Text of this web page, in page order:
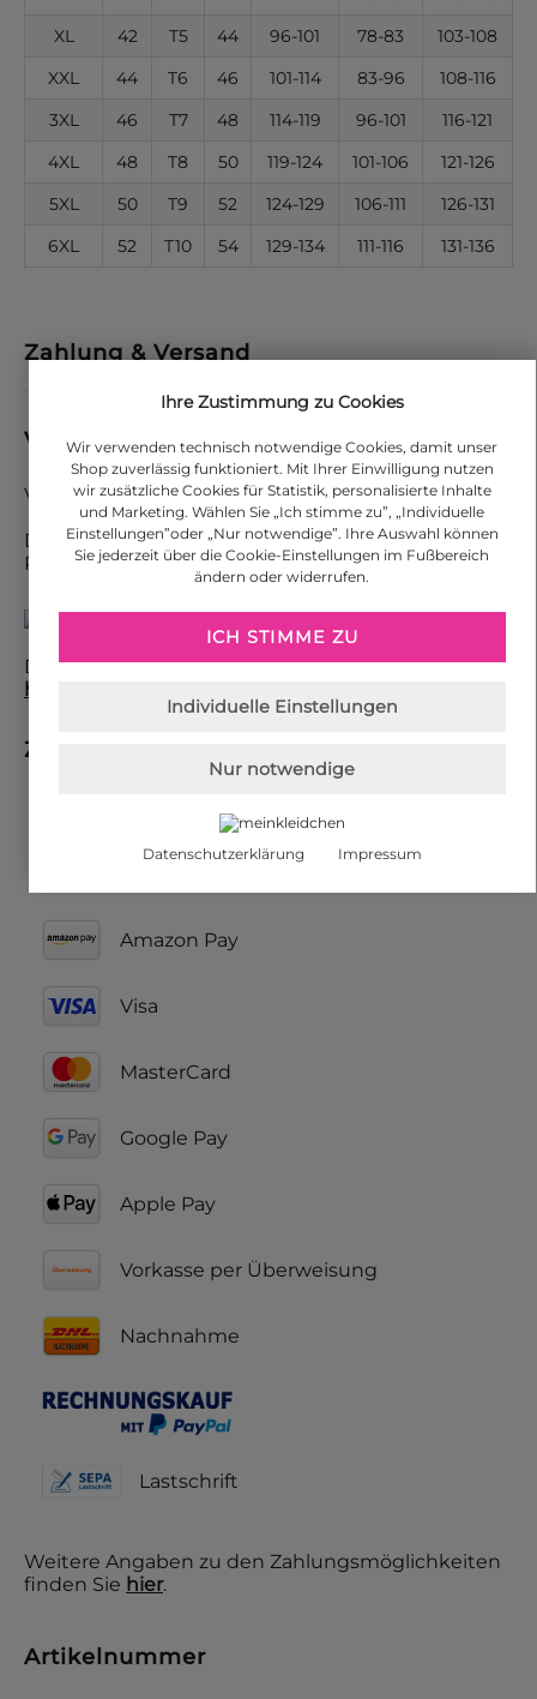
XL
42 T5 44 96-101 78-83
103-108
XXL
44 T6 46 101-114 83-96
108-116
3XL
46 T7 48 114-119 96-101
116-121
4XL
48 T8 50 119-124 101-106
121-126
5XL
50 T9 52 124-129 106-111
126-131
6XL
52 T10 54 129-134 111-116 131-136
Zahlung & Versand
Versand
Versandkosten in Deutschland: 4.90 €
Der Versand ihrer Bestellung erfolgt mit DHL
Paket
Die Versandkosten für weitere Länder finden Sie
hier
Zahlungsarten
Amazon Pay
Visa
MasterCard
Google Pay
Apple Pay
Vorkasse per Überweisung
Nachnahme
Lastschrift
Weitere Angaben zu den Zahlungsmöglichkeiten
finden Sie hier.
Artikelnummer
Ihre Zustimmung zu Cookies
Wir verwenden technisch notwendige Cookies, damit unser
Shop zuverlässig funktioniert. Mit Ihrer Einwilligung nutzen
wir zusätzliche Cookies für Statistik, personalisierte Inhalte
und Marketing. Wählen Sie „Ich stimme zu”, „Individuelle
Einstellungen”oder „Nur notwendige”. Ihre Auswahl können
Sie jederzeit über die Cookie-Einstellungen im Fußbereich
ändern oder widerrufen.
ICH STIMME ZU
Individuelle Einstellungen
Nur notwendige
Datenschutzerklärung Impressum